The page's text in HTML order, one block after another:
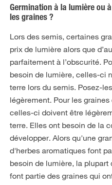
Germination à la lumière ou
les graines ?
Lors des semis, certaines
prix de lumière alors que
parfaitement à l’obscurité.
besoin de lumière, celles-ci
terre lors du semis. Posez-
légèrement. Pour les
celles-ci doivent être
terre. Elles ont besoin de la
développer. Alors qu'une
d'herbes aromatiques font
besoin de lumière, la
font partie des graines qui